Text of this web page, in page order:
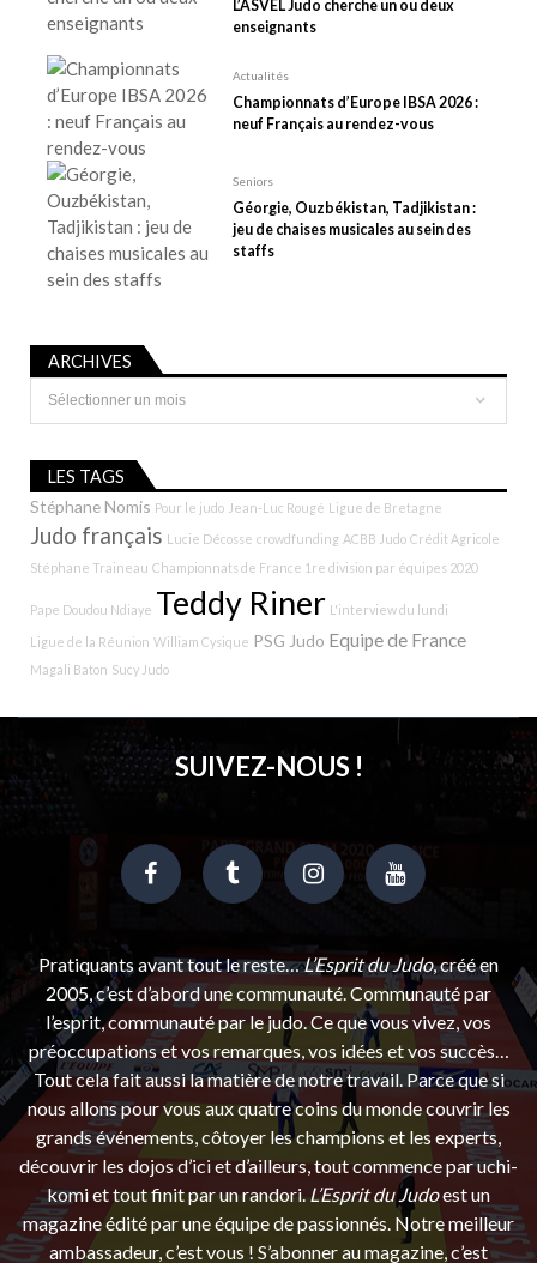
L’ASVEL Judo cherche un ou deux
enseignants
Actualités
Championnats d’Europe IBSA 2026 :
neuf Français au rendez-vous
Seniors
Géorgie, Ouzbékistan, Tadjikistan :
jeu de chaises musicales au sein des
staffs
ARCHIVES
Archives
LES TAGS
Stéphane Nomis Pour le judo Jean-Luc Rougé Ligue de Bretagne
Judo français Lucie Décosse crowdfunding ACBB Judo Crédit Agricole
Stéphane Traineau Championnats de France 1re division par équipes 2020
Pape Doudou Ndiaye Teddy Riner L'interview du lundi
Ligue de la Réunion William Cysique PSG Judo Equipe de France
Magali Baton Sucy Judo
SUIVEZ-NOUS !
Pratiquants avant tout le reste…L’Esprit du Judo, créé en
2005, c’est d’abord une communauté. Communauté par
l’esprit, communauté par le judo. Ce que vous vivez, vos
préoccupations et vos remarques, vos idées et vos succès…
Tout cela fait aussi la matière de notre travail. Parce que si
nous allons pour vous aux quatre coins du monde couvrir les
grands événements, côtoyer les champions et les experts,
découvrir les dojos d’ici et d’ailleurs, tout commence par uchi-
komi et tout finit par un randori.L’Esprit du Judoest un
magazine édité par une équipe de passionnés. Notre meilleur
ambassadeur, c’est vous ! S’abonner au magazine, c’est